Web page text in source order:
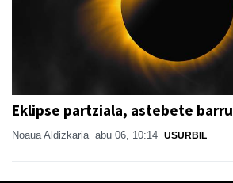
Eklipse partziala, astebete barru
Noaua Aldizkaria abu 06, 10:14 USURBIL